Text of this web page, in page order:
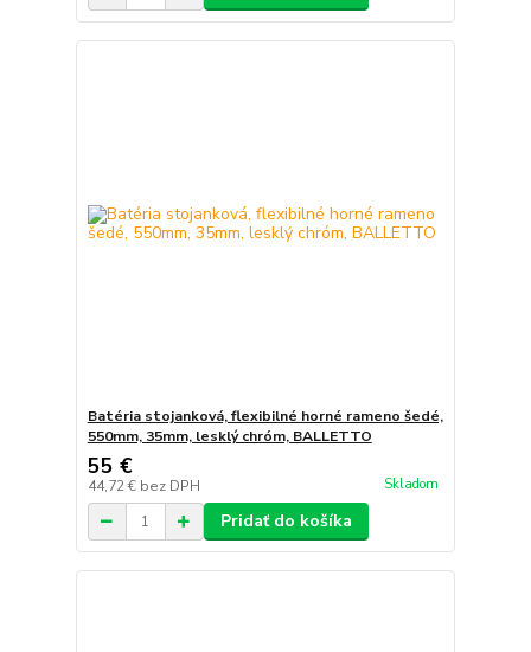
Batéria stojanková, flexibilné horné rameno šedé,
550mm, 35mm, lesklý chróm, BALLETTO
55 €
44,72 € bez DPH Skladom
Pridať do košíka